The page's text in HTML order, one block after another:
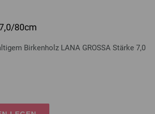
80cm
Birkenholz LANA GROSSA Stärke 7,0